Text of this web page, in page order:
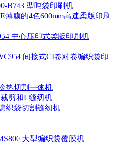
B743 型吨袋印刷机
薄膜的4色600mm高速柔版印刷
中心压印式柔版印刷机
间接式CI卷对卷编织袋印
热切割一体机
剪和L缝纫机
织袋切割缝纫机
大型编织袋覆膜机